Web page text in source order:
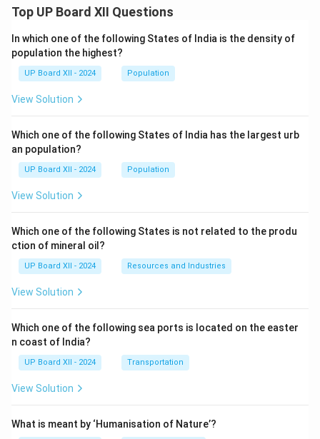
Top UP Board XII Questions
In which one of the following States of India is the density of
population the highest?
UP Board XII - 2024 Population
View Solution
Which one of the following States of India has the largest urb
an population?
UP Board XII - 2024 Population
View Solution
Which one of the following States is not related to the produ
ction of mineral oil?
UP Board XII - 2024 Resources and Industries
View Solution
Which one of the following sea ports is located on the easter
n coast of India?
UP Board XII - 2024 Transportation
View Solution
What is meant by ‘Humanisation of Nature’?